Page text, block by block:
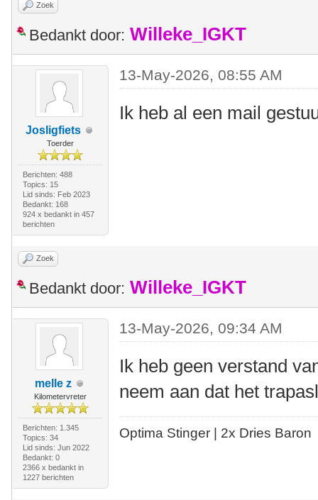
Zoek
Bedankt door: Willeke_IGKT
Josligfiets
Toerder
Berichten: 488
Topics: 15
Lid sinds: Feb 2023
Bedankt: 168
924 x bedankt in 457
berichten
13-May-2026, 08:55 AM
Ik heb al een mail
Zoek
Bedankt door: Willeke_IGKT
melle z
Kilometervreter
Berichten: 1.345
Topics: 34
Lid sinds: Jun 2022
Bedankt: 0
2366 x bedankt in
1227 berichten
13-May-2026, 09:34 AM
Ik heb geen verstand
neem aan dat het
Optima Stinger | 2x Dries Baron